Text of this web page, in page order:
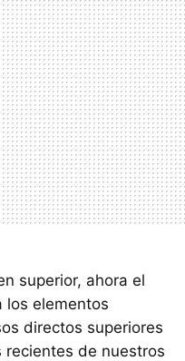
superior, ahora el
los elementos
directos superiores
de nuestros